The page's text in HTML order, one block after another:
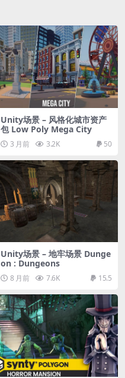
Unity场景 – 风格化城市资产
包 Low Poly Mega City
3 月前 3.2K 50
Unity场景 – 地牢场景 Dunge
on : Dungeons
8 月前 7.6K 15.5